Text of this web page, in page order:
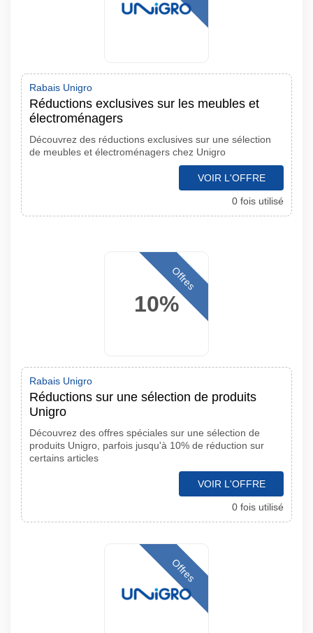
Rabais Unigro
Réductions exclusives sur les meubles et
électroménagers
Découvrez des réductions exclusives sur une sélection
de meubles et électroménagers chez Unigro
VOIR L'OFFRE
0 fois utilisé
10%
Offres
Rabais Unigro
Réductions sur une sélection de produits
Unigro
Découvrez des offres spéciales sur une sélection de
produits Unigro, parfois jusqu'à 10% de réduction sur
certains articles
VOIR L'OFFRE
0 fois utilisé
Offres